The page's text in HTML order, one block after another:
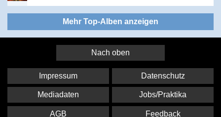
Mehr Top-Alben anzeigen
Nach oben
Impressum Datenschutz
Mediadaten Jobs/Praktika
AGB Feedback